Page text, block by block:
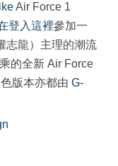
Air Force 1
登入這裡參加一
志龍）主理的潮流
的全新 Air Force
版本亦都由 G-